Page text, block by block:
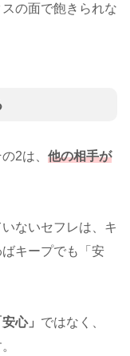
の面で飽きられな
2は、 他の相手が
ないセフレは、キ
キープでも「安
安心」 ではなく、